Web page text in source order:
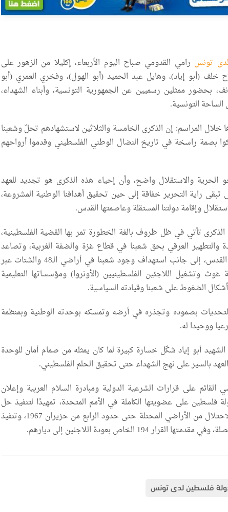
تونس رامي القدومي صباح اليوم الأربعاء، إكليلا من الزهور على
خلف (أبو إياد)، وهايل عبد الحميد (أبو الهول)، وفخري العمري (أبو
بحضور ممثلين رسميين عن الجمهورية التونسية، وأبناء الشهداء،
التونسية.
خلال المراسم: إن الذكرى الخامسة والثلاثين لاستشهادهم تحلّ وشعبنا
بصمة راسخة في تاريخ النضال الوطني الفلسطيني وقدموا أرواحهم
والاستقلال واضح، وأن إحياء هذه الذكرى هو تجديد للعهد
تبقى راية التحرير خفاقة إلى حين تحقيق أهدافنا الوطنية المشروعة،
وإقامة دولتنا المستقلة وعاصمتها القدس.
تأتي في ظل ظروف بالغة الخطورة تمر بها القضية الفلسطينية،
والتطهير العرقي بحق شعبنا في قطاع غزة والضفة الغربية، وتصاعد
سياسات التهويد في مدينة القدس، إلى جانب استهداف وجود شعبنا في أراضي الـ48 والشتات عبر
وتشغيل اللاجئين الفلسطينيين (الأونروا) ومؤسساتها التعليمية
الضغوط على شعبنا وقيادته السياسية.
بصموده وتجذره في أرضه وتمسكه بوحدته الوطنية وبمنظمة
ووحيدا له.
الشهيد أبو إياد شكّل خسارة كبيرة لما كان يمثله من صمام أمان للوحدة
بالسير على نهج الشهداء حتى تحقيق الحلم الفلسطيني.
على قرارات الشرعية الدولية ومبادرة السلام العربية وإعلان
على عضويتها الكاملة في الأمم المتحدة، تمهيدًا لتنفيذ حل
الدولتين، وانسحاب جيش الاحتلال من الأراضي المحتلة حتى حدود الرابع من حزيران 1967، وتنفيذ
194 الخاص بعودة اللاجئين إلى ديارهم.
فلسطين لدى تونس